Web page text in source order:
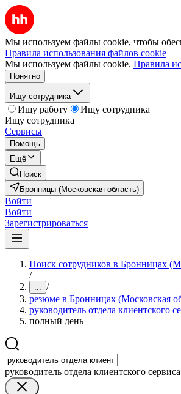
Мы используем файлы cookie, чтобы
Правила использования файлов cookie
Мы используем файлы cookie. Правила
Понятно
Ищу сотрудника
Ищу работу
Ищу сотрудника
Ищу сотрудника
Сервисы
Помощь
Ещё
Поиск
Бронницы (Московская область)
Войти
Войти
Зарегистрироваться
Поиск сотрудников в Бронницах
/
... /
резюме в Бронницах (Московская
руководитель отдела клиентского
полный день
руководитель отдела клиентского сервиса